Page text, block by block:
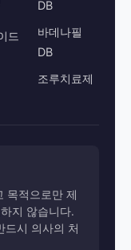
드
DB
바데나필
DB
조루치료제
목적으로만 제
지 않습니다.
드시 의사의 처